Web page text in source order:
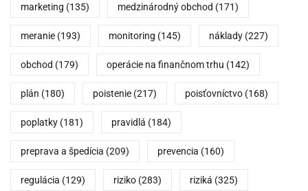
marketing (135) medzinárodný obchod (171)
meranie (193) monitoring (145) náklady (227)
obchod (179) operácie na finančnom trhu (142)
plán (180) poistenie (217) poisťovníctvo (168)
poplatky (181) pravidlá (184)
preprava a špedícia (209) prevencia (160)
regulácia (129) riziko (283) riziká (325)